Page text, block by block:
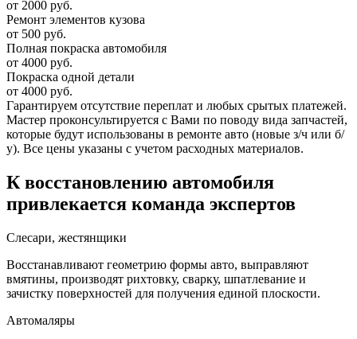
от 2000 руб.
Ремонт элементов кузова
от 500 руб.
Полная покраска автомобиля
от 4000 руб.
Покраска одной детали
от 4000 руб.
Гарантируем отсутствие переплат и любых срытых платежей.
Мастер проконсультируется с Вами по поводу вида запчастей,
которые будут использованы в ремонте авто (новые з/ч или б/
у). Все цены указаны с учетом расходных материалов.
К восстановлению автомобиля
привлекается команда экспертов
Слесари, жестянщики
Восстанавливают геометрию формы авто, выправляют
вмятины, производят рихтовку, сварку, шпатлевание и
зачистку поверхностей для получения единой плоскости.
Автомаляры